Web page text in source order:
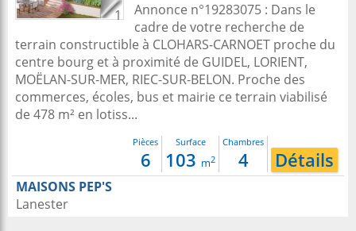
1
Annonce n°19283075 : Dans le
cadre de votre recherche de
terrain constructible à CLOHARS-CARNOET proche du
centre bourg et à proximité de GUIDEL, LORIENT,
MOËLAN-SUR-MER, RIEC-SUR-BELON. Proche des
commerces, écoles, bus et mairie ce terrain viabilisé
de 478 m² en lotiss...
Pièces
6
Surface
103 m2
Chambres
4 Détails
MAISONS PEP'S
Lanester